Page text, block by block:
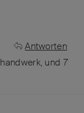
Antworten
, und 7